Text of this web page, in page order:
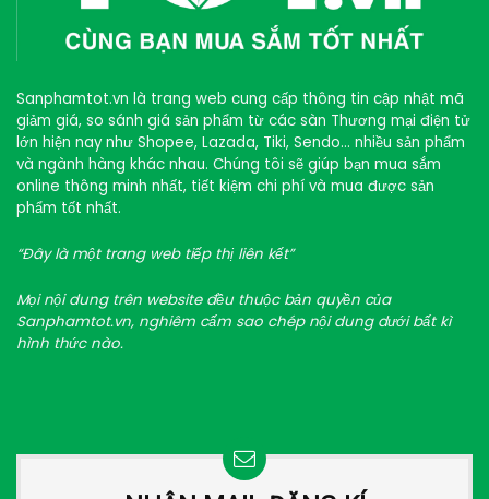
Sanphamtot.vn là trang web cung cấp thông tin cập nhật mã
giảm giá, so sánh giá sản phẩm từ các sàn Thương mại điện tử
lớn hiện nay như Shopee, Lazada, Tiki, Sendo… nhiều sản phẩm
và ngành hàng khác nhau. Chúng tôi sẽ giúp bạn mua sắm
online thông minh nhất, tiết kiệm chi phí và mua được sản
phẩm tốt nhất.
“Đây là một trang web tiếp thị liên kết”
Mọi nội dung trên website đều thuộc bản quyền của
Sanphamtot.vn, nghiêm cấm sao chép nội dung dưới bất kì
hình thức nào.